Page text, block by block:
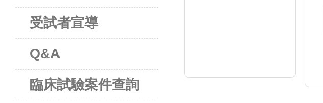
受試者宣導
Q&A
臨床試驗案件查詢